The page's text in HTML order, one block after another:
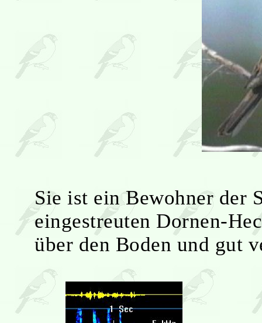
Sie ist ein Bewohner der
eingestreuten Dornen-
über den Boden und gut